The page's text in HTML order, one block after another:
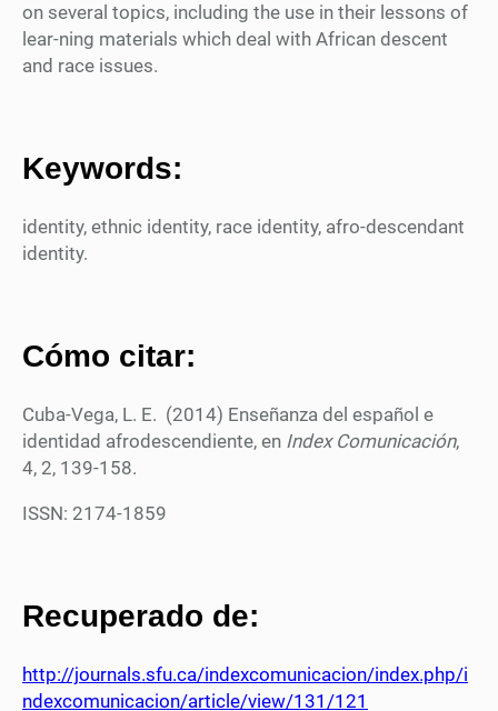
on several topics, including the use in their lessons of
lear-ning materials which deal with African descent
and race issues.
Keywords:
identity, ethnic identity, race identity, afro-descendant
identity.
Cómo citar:
Cuba-Vega, L. E. (2014) Enseñanza del español e
identidad afrodescendiente, en Index Comunicación,
4, 2, 139-158.
ISSN: 2174-1859
Recuperado de:
http://journals.sfu.ca/indexcomunicacion/index.php/i
ndexcomunicacion/article/view/131/121